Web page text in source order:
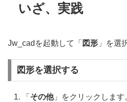
いざ、実践
Jw_cadを起動して「 図形 」を選
図形を選択する
「 その他」をクリックしま